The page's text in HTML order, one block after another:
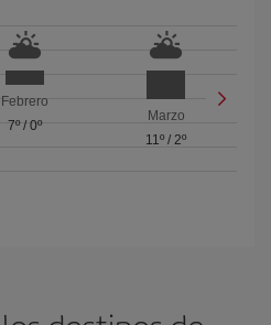
Febrero
7º/ 0º
Marzo
11º /2º